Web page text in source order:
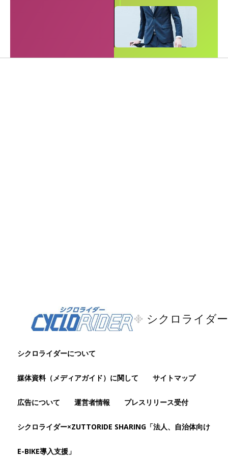
シクロライダー
シクロライダーについて
媒体資料（メディアガイド）に関して サイトマップ
広告について 運営者情報 プレスリリース受付
シクロライダー×ZUTTORIDE SHARING「法人、自治体向け
E-BIKE導入支援」